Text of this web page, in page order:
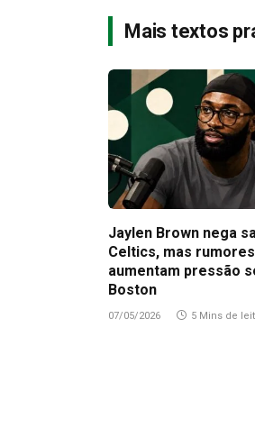
Mais textos
Jaylen Brown nega
Celtics, mas rumores
aumentam pressão
Boston
07/05/2026 5 Mins de